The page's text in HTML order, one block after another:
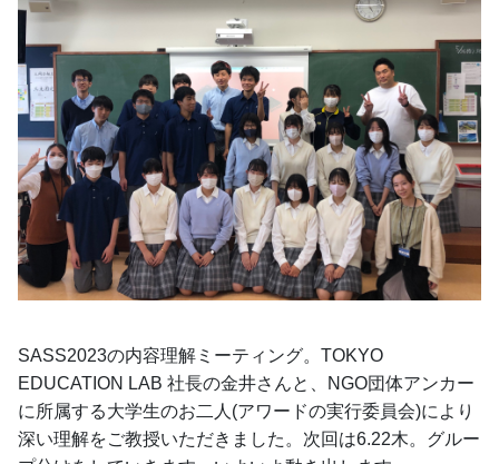
SASS2023の内容理解ミーティング。TOKYO
EDUCATION LAB 社長の金井さんと、NGO団体アンカー
に所属する大学生のお二人(アワードの実行委員会)により
深い理解をご教授いただきました。次回は6.22木。グルー